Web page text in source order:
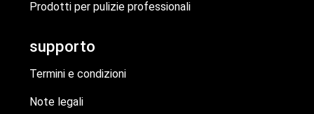
Prodotti per pulizie professionali
supporto
Termini e condizioni
Note legali